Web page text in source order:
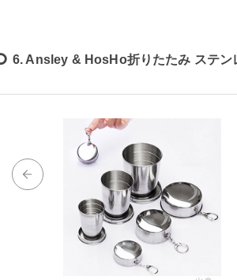
6. Ansley & HosHo折りたたみ ステン